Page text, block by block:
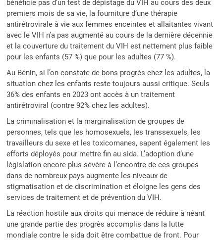
bénéficie pas d’un test de dépistage du VIH au cours des deux
premiers mois de sa vie, la fourniture d’une thérapie
antirétrovirale à vie aux femmes enceintes et allaitantes vivant
avec le VIH n’a pas augmenté au cours de la dernière décennie
et la couverture du traitement du VIH est nettement plus faible
pour les enfants (57 %) que pour les adultes (77 %).
Au Bénin, si l’on constate de bons progrès chez les adultes, la
situation chez les enfants reste toujours aussi critique. Seuls
36% des enfants en 2023 ont accès à un traitement
antirétroviral (contre 92% chez les adultes).
La criminalisation et la marginalisation de groupes de
personnes, tels que les homosexuels, les transsexuels, les
travailleurs du sexe et les toxicomanes, sapent également les
efforts déployés pour mettre fin au sida. L’adoption d’une
législation encore plus sévère à l’encontre de ces groupes
dans de nombreux pays augmente les niveaux de
stigmatisation et de discrimination et éloigne les gens des
services de traitement et de prévention du VIH.
La réaction hostile aux droits qui menace de réduire à néant
une grande partie des progrès accomplis dans la lutte
mondiale contre le sida doit être combattue de front. Pour